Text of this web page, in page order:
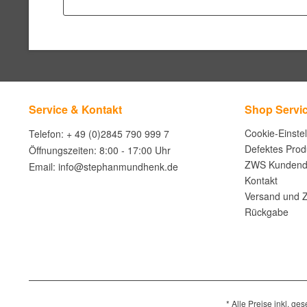
Service & Kontakt
Telefon: + 49 (0)2845 790 999 7
Öffnungszeiten: 8:00 - 17:00 Uhr
Email: info@stephanmundhenk.de
Shop
Cookie-
Defektes
ZWS
Kontakt
Versand und
Rückgabe
* Alle Preise inkl.